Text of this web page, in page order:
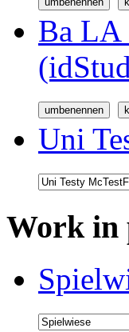
Ba LA
Uni
Work in